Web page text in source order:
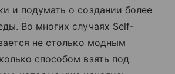
и подумать о создании более
Во многих случаях Self-
не столько модным
способом взять под